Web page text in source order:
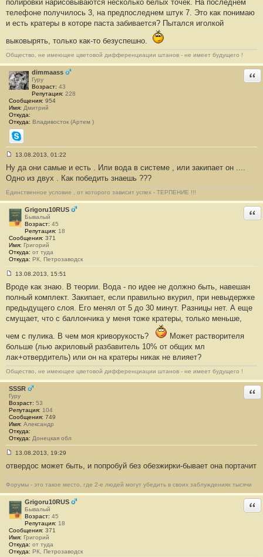
щ
н
и
3
2
4
полировки нарисовываются несколько белых точек. На последнем
телефоне получилось 3, на предпоследнем штук 7. Это как понимаю
и есть кратеры в которе паста забивается? Пытался иголкой
выковырять, только как-то безуспешно.
Общество, не имеющее цветовой дифференциации штанов - не имеет будущего !
dimmaass
Гуру
Возраст: 43
Репутация: 228
Сообщения: 954
Имя: Дмитрий
Откуда:
Откуда: Владивосток (Артем )
Skype
о
о
б
щ
е
н
и
е
#
2
5
13.08.2013, 01:22
Ну да они самые и есть . Или вода в системе , или закипает он ....
Одно из двух . Как победить знаешь ???
Единственное условие , от которого зависит успех - ТЕРПЕНИЕ !!!
Grigoru10RUS
Бывалый
Возраст: 45
Репутация: 18
Сообщения: 371
Имя: Григорий
Откуда: от туда
Откуда: РК, Петрозаводск
о
б
щ
н
е
3
2
13.08.2013, 15:51
Вроде как знаю. В теории. Вода - по идее не должно быть, навешан
полный комплект. Закипает, если правильно вкурил, при невыдержке
предыдущего слоя. Его менял от 5 до 30 минут. Разницы нет. А еще
смущает, что с баллончика у меня тоже кратеры, только меньше,
чем с пулика. В чем моя криворукость?
Может растворителя
больше (лью акриловый разбавитель 10% от общих мл
лак+отвердитель) или он на кратеры никак не влияет?
Общество, не имеющее цветовой дифференциации штанов - не имеет будущего !
SSSR
Гуру
Возраст: 53
Репутация: 104
Сообщения: 749
Имя: Александр
Откуда:
Откуда: Донецкая обл
о
б
щ
е
н
и
е
3
2
7
13.08.2013, 19:29
отвердос может быть, и попробуй без обезжирки-бывает она портачит
Форумы - это такое место, где 2-е людей могут убедить в своих заблуждениях тысячи
Grigoru10RUS
Бывалый
Возраст: 45
Репутация: 18
Сообщения: 371
Имя: Григорий
Откуда: от туда
Откуда: РК, Петрозаводск